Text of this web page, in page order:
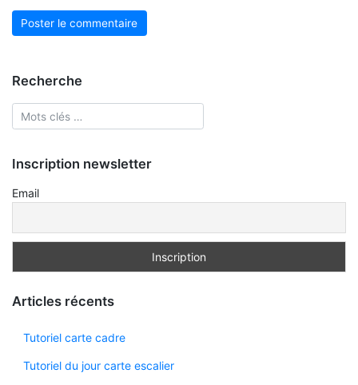
Recherche
Inscription newsletter
Email
Articles récents
Tutoriel carte cadre
Tutoriel du jour carte escalier